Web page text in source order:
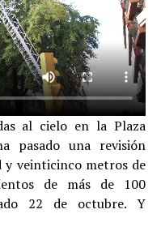
al cielo en la Plaza
pasado una revisión
y veinticinco metros de
de más de 100
22 de octubre. Y